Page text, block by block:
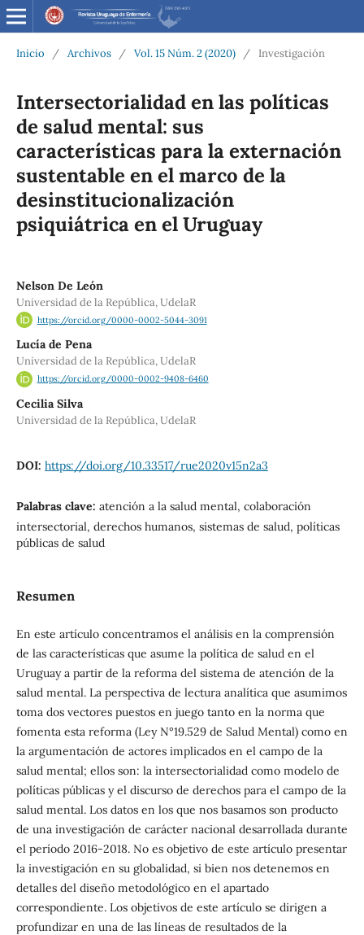
Inicio / Archivos / Vol. 15 Núm. 2 (2020) / Investigación
Intersectorialidad en las políticas
de salud mental: sus
características para la externación
sustentable en el marco de la
desinstitucionalización
psiquiátrica en el Uruguay
Nelson De León
Universidad de la República, UdelaR
https://orcid.org/0000-0002-5044-3091
Lucía de Pena
Universidad de la República, UdelaR
https://orcid.org/0000-0002-9408-6460
Cecilia Silva
Universidad de la República, UdelaR
DOI: https://doi.org/10.33517/rue2020v15n2a3
Palabras clave: atención a la salud mental, colaboración
intersectorial, derechos humanos, sistemas de salud, políticas
públicas de salud
Resumen
En este artículo concentramos el análisis en la comprensión
de las características que asume la política de salud en el
Uruguay a partir de la reforma del sistema de atención de la
salud mental. La perspectiva de lectura analítica que asumimos
toma dos vectores puestos en juego tanto en la norma que
fomenta esta reforma (Ley N°19.529 de Salud Mental) como en
la argumentación de actores implicados en el campo de la
salud mental; ellos son: la intersectorialidad como modelo de
políticas públicas y el discurso de derechos para el campo de la
salud mental. Los datos en los que nos basamos son producto
de una investigación de carácter nacional desarrollada durante
el período 2016-2018. No es objetivo de este artículo presentar
la investigación en su globalidad, si bien nos detenemos en
detalles del diseño metodológico en el apartado
correspondiente. Los objetivos de este artículo se dirigen a
profundizar en una de las líneas de resultados de la